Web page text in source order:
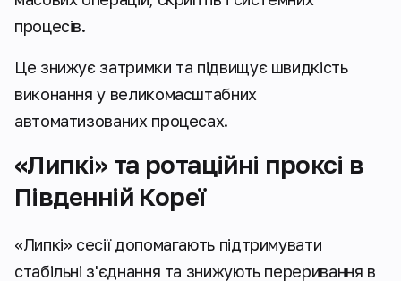
процесів.
Це знижує затримки та підвищує швидкість
виконання у великомасштабних
автоматизованих процесах.
«Липкі» та ротаційні проксі в
Південній Кореї
«Липкі» сесії допомагають підтримувати
стабільні з'єднання та знижують переривання в